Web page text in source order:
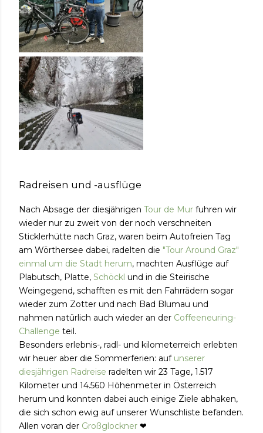
Radreisen und -ausflüge
Nach Absage der diesjährigen Tour de Mur fuhren wir
wieder nur zu zweit von der noch verschneiten
Sticklerhütte nach Graz, waren beim Autofreien Tag
am Wörthersee dabei, radelten die "Tour Around Graz"
einmal um die Stadt herum, machten Ausflüge auf
Plabutsch, Platte, Schöckl und in die Steirische
Weingegend, schafften es mit den Fahrrädern sogar
wieder zum Zotter und nach Bad Blumau und
nahmen natürlich auch wieder an der Coffeeneuring-
Challenge teil.
Besonders erlebnis-, radl- und kilometerreich erlebten
wir heuer aber die Sommerferien: auf unserer
diesjährigen Radreise radelten wir 23 Tage, 1.517
Kilometer und 14.560 Höhenmeter in Österreich
herum und konnten dabei auch einige Ziele abhaken,
die sich schon ewig auf unserer Wunschliste befanden.
Allen voran der Großglockner ❤